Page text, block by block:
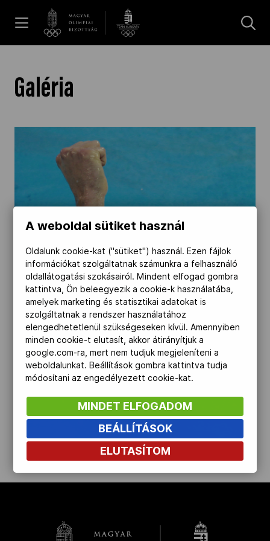
Dakar 2026
Los Angeles 2028
MOB
Kettőskarrier-program
NOB
Társszervezetek
OVEP
Adatbank
Galéria
kinyit
A weboldal sütiket használ
Oldalunk cookie-kat ("sütiket") használ. Ezen fájlok
információkat szolgáltatnak számunkra a felhasználó
oldallátogatási szokásairól. Mindent elfogad gombra
kattintva, Ön beleegyezik a cookie-k használatába,
amelyek marketing és statisztikai adatokat is
szolgáltatnak a rendszer használatához
elengedhetetlenül szükségeseken kívül. Amennyiben
minden cookie-t elutasít, akkor átirányítjuk a
google.com-ra, mert nem tudjuk megjeleníteni a
weboldalunkat. Beállítások gombra kattintva tudja
módosítani az engedélyezett cookie-kat.
MINDET ELFOGADOM
BEÁLLÍTÁSOK
ELUTASÍTOM